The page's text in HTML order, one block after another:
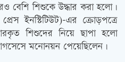
বেশি শিশুকে উদ্ধার করা হলো।
ইনস্টিটিউট)-এর ক্রোড়পত্রে
শিশুদের নিয়ে ছাপা হলো
মনোনয়ন পেয়েছিলেন।